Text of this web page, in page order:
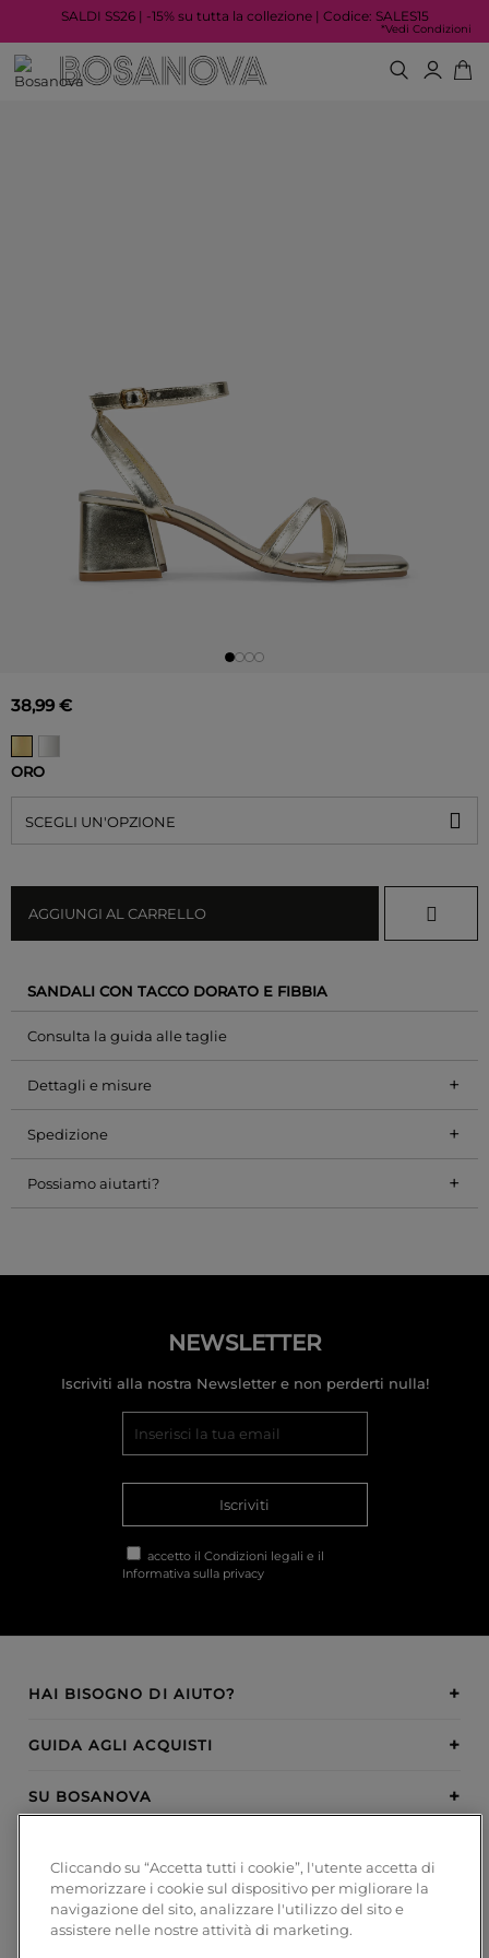
SALDI SS26 | -15% su tutta la collezione | Codice: SALES15
*Vedi Condizioni
38,99 €
ORO
SCEGLI UN'OPZIONE
AGGIUNGI AL CARRELLO
SANDALI CON TACCO DORATO E FIBBIA
Consulta la guida alle taglie
Dettagli e misure +
Spedizione +
Possiamo aiutarti? +
NEWSLETTER
Iscriviti alla nostra Newsletter e non perderti nulla!
Iscriviti
accetto il Condizioni legali e il
Informativa sulla privacy
HAI BISOGNO DI AIUTO?
GUIDA AGLI ACQUISTI
SU BOSANOVA
METODI DI PAGAMENTO
Cliccando su “Accetta tutti i cookie”, l'utente accetta di
memorizzare i cookie sul dispositivo per migliorare la
navigazione del sito, analizzare l'utilizzo del sito e
assistere nelle nostre attività di marketing.